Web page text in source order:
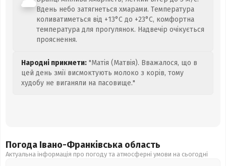
Вдень небо затягнеться хмарами. Температура
коливатиметься від +13°C до +23°C, комфортна
температура для прогулянок. Надвечір очікується
прояснення.
Народні прикмети: "Матія (Матвія). Вважалося, що в
цей день змії висмоктують молоко з корів, тому
худобу не виганяли на пасовище."
Погода Івано-Франківська область
Актуальна інформація про погоду та атмосферні умови на сьогодні